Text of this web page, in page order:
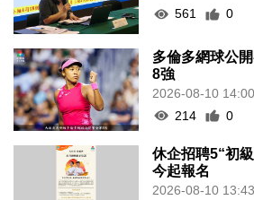
561
0
多倫多網球公
8強
2026-08-10 14:00
214
0
休企招聘5“初
今起報名
2026-08-10 13:43